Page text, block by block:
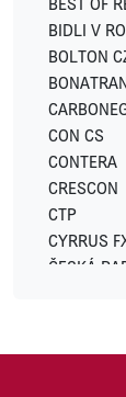
IN
INVESCO
JC-Metal
LEKVI
LINKCITY
LOGICOR
LOXONE
LUXENT
LYNX
METLIFE
BIDLI V
BOLTON
CON CS
CONTERA
CRESCON
CTP
CYRRUS
ČESKÁ